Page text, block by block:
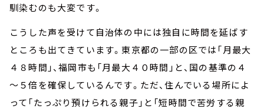
馴染むのも大変です。
こうした声を受けて自治体の中には独自に時間を延ばす
ところも出てきています。東京都の一部の区では「月最大
４８時間」、福岡市も「月最大４０時間」と、国の基準の４
～５倍を確保しているんです。ただ、住んでいる場所によ
って「たっぷり預けられる親子」と「短時間で苦労する親